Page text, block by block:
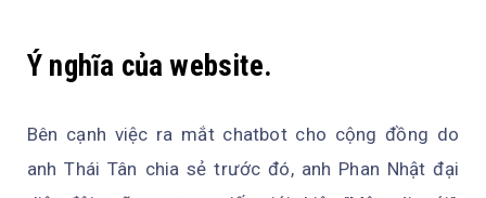
Ý nghĩa của website.
Bên cạnh việc ra mắt chatbot cho cộng đồng do
anh Thái Tân chia sẻ trước đó, anh Phan Nhật đại